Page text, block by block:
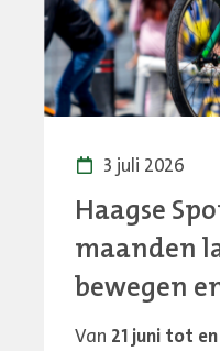
3 juli 2026
Haagse
maanden
bewegen
Van 21 juni tot